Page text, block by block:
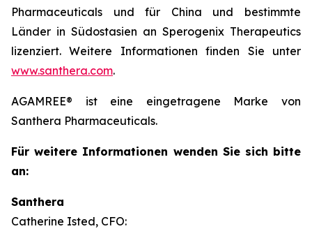
Pharmaceuticals und für China und bestimmte
Länder in Südostasien an Sperogenix Therapeutics
lizenziert. Weitere Informationen finden Sie unter
www.santhera.com.
AGAMREE® ist eine eingetragene Marke von
Santhera Pharmaceuticals.
Für weitere Informationen wenden Sie sich bitte
an:
Santhera
Catherine Isted, CFO: